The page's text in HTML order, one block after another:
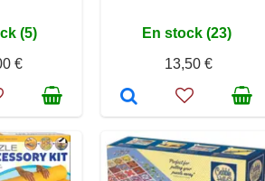
(5)
€
En stock (23)
13,50 €